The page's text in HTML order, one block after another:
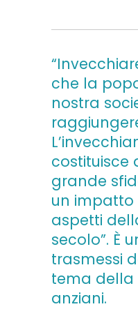
che la
nostra
costituisce
grande
un impatto
aspetti
secolo”. È
trasmessi
tema della
anziani.